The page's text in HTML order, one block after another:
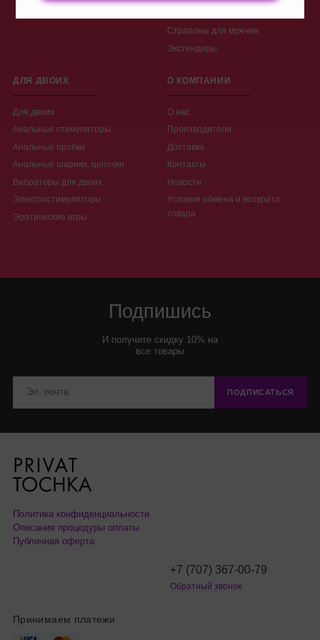
Страпоны для мужчин
Экстендеры
ДЛЯ ДВОИХ
Для двоих
Анальные стимуляторы
Анальные пробки
Анальные шарики, цепочки
Вибраторы для двоих
Электростимуляторы
Эротические игры
О КОМПАНИИ
О нас
Производители
Доставка
Контакты
Новости
Условия обмена и возврата
товара
Подпишись
И получите скидку 10% на
все товары
ПОДПИСАТЬСЯ
Политика конфиденциальности
Описания процедуры оплаты
Публичная оферта
+7 (707) 367-00-79
Обратный звонок
Принимаем платежи